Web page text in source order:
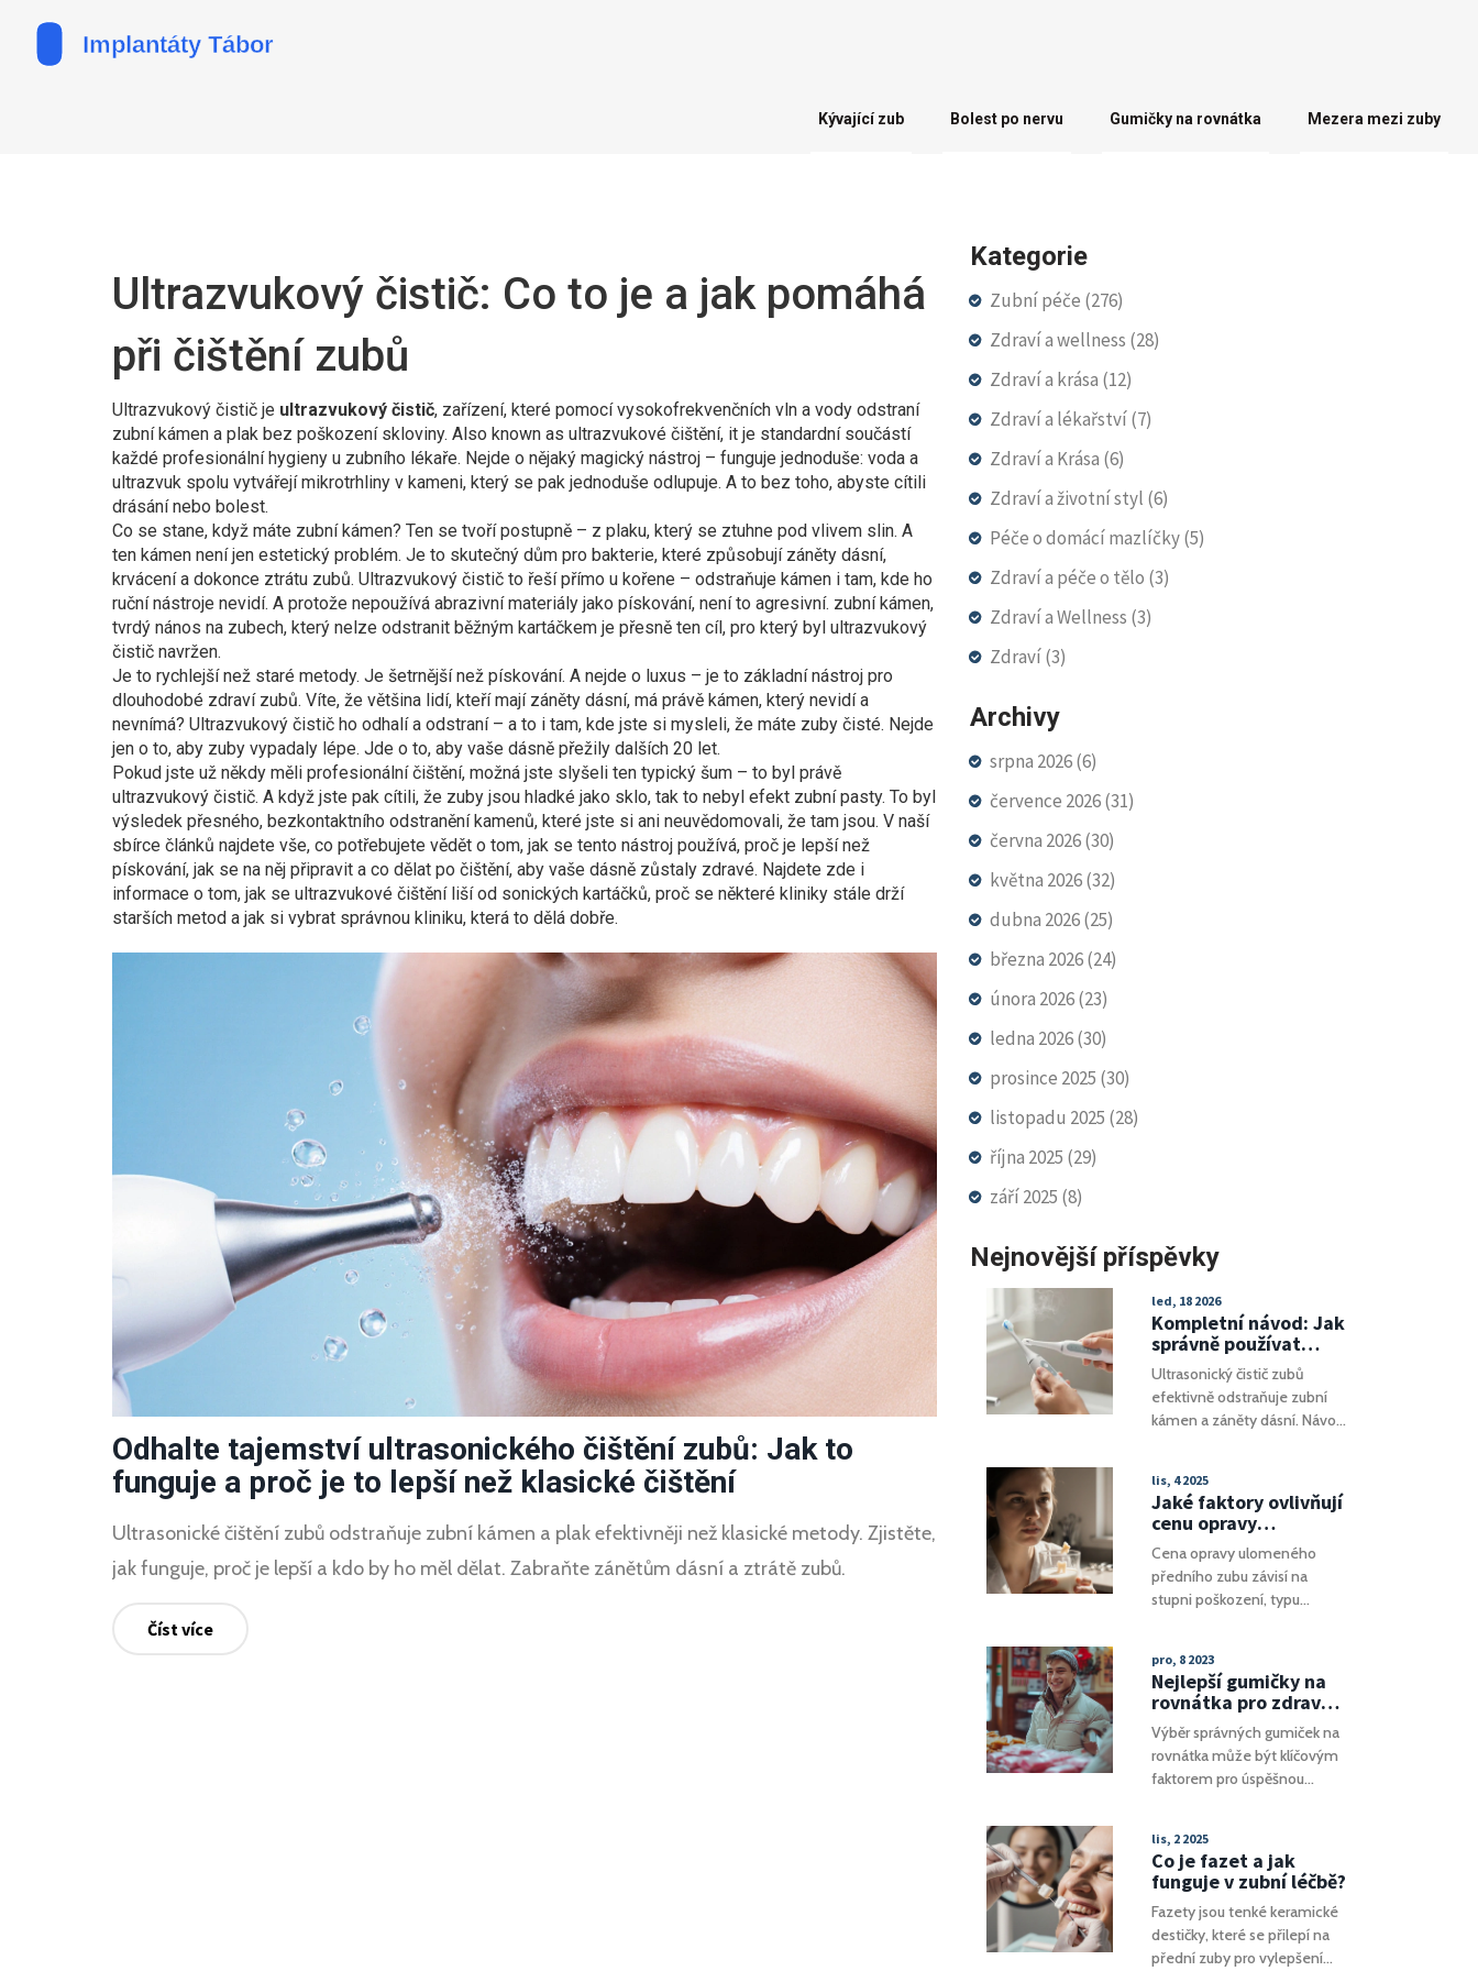
Kývající zub Bolest po nervu Gumičky na rovnátka Mezera mezi zuby
Ultrazvukový čistič: Co to je a jak pomáhá
při čištění zubů
Ultrazvukový čistič je ultrazvukový čistič, zařízení, které pomocí vysokofrekvenčních vln a vody odstraní
zubní kámen a plak bez poškození skloviny. Also known as ultrazvukové čištění, it je standardní součástí
každé profesionální hygieny u zubního lékaře. Nejde o nějaký magický nástroj – funguje jednoduše: voda a
ultrazvuk spolu vytvářejí mikrotrhliny v kameni, který se pak jednoduše odlupuje. A to bez toho, abyste cítili
drásání nebo bolest.
Co se stane, když máte zubní kámen? Ten se tvoří postupně – z plaku, který se ztuhne pod vlivem slin. A
ten kámen není jen estetický problém. Je to skutečný dům pro bakterie, které způsobují záněty dásní,
krvácení a dokonce ztrátu zubů. Ultrazvukový čistič to řeší přímo u kořene – odstraňuje kámen i tam, kde ho
ruční nástroje nevidí. A protože nepoužívá abrazivní materiály jako pískování, není to agresivní. zubní kámen,
tvrdý nános na zubech, který nelze odstranit běžným kartáčkem je přesně ten cíl, pro který byl ultrazvukový
čistič navržen.
Je to rychlejší než staré metody. Je šetrnější než pískování. A nejde o luxus – je to základní nástroj pro
dlouhodobé zdraví zubů. Víte, že většina lidí, kteří mají záněty dásní, má právě kámen, který nevidí a
nevnímá? Ultrazvukový čistič ho odhalí a odstraní – a to i tam, kde jste si mysleli, že máte zuby čisté. Nejde
jen o to, aby zuby vypadaly lépe. Jde o to, aby vaše dásně přežily dalších 20 let.
Pokud jste už někdy měli profesionální čištění, možná jste slyšeli ten typický šum – to byl právě
ultrazvukový čistič. A když jste pak cítili, že zuby jsou hladké jako sklo, tak to nebyl efekt zubní pasty. To byl
výsledek přesného, bezkontaktního odstranění kamenů, které jste si ani neuvědomovali, že tam jsou. V naší
sbírce článků najdete vše, co potřebujete vědět o tom, jak se tento nástroj používá, proč je lepší než
pískování, jak se na něj připravit a co dělat po čištění, aby vaše dásně zůstaly zdravé. Najdete zde i
informace o tom, jak se ultrazvukové čištění liší od sonických kartáčků, proč se některé kliniky stále drží
starších metod a jak si vybrat správnou kliniku, která to dělá dobře.
Odhalte tajemství ultrasonického čištění zubů: Jak to
funguje a proč je to lepší než klasické čištění
Ultrasonické čištění zubů odstraňuje zubní kámen a plak efektivněji než klasické metody. Zjistěte,
jak funguje, proč je lepší a kdo by ho měl dělat. Zabraňte zánětům dásní a ztrátě zubů.
Číst více
Kategorie
Zubní péče (276)
Zdraví a wellness (28)
Zdraví a krása (12)
Zdraví a lékařství(7)
Zdraví a Krása (6)
Zdraví a životní styl (6)
Péče o domácí mazlíčky(5)
Zdraví a péče o tělo (3)
Zdraví a Wellness (3)
Zdraví(3)
Archivy
srpna 2026(6)
července 2026(31)
června 2026(30)
května 2026(32)
dubna 2026(25)
března 2026(24)
února 2026(23)
ledna 2026(30)
prosince 2025 (30)
listopadu 2025 (28)
října 2025 (29)
září 2025 (8)
Nejnovější příspěvky
led, 18 2026
Kompletní návod: Jak
správně používat
ultrasonický čistič
zubů
Ultrasonický čistič zubů
efektivně odstraňuje zubní
kámen a záněty dásní. Návod,
chyby se vyhnout.
lis, 4 2025
Jaké faktory ovlivňují
cenu opravy
ulomeného předního
zubu?
Cena opravy ulomeného
předního zubu závisí na
stupni poškození, typu
výplně po implantát - zjistěte,
co vás oprava skutečně stojí.
pro, 8 2023
Nejlepší gumičky na
rovnátka pro zdravé a
krásné zuby
Výběr správných gumiček na
rovnátka může být klíčovým
faktorem pro úspěšnou
úsměvu. Tento článek
poskytuje ucelený přehled o
různých typech gumiček,
jejich vlivu na léčbu a tipy, jak
si vybrat ty nejlepší. Budeme
se věnovat také správné péči
lis, 2 2025
Co je fazet a jak
funguje v zubní léčbě?
Fazety jsou tenké keramické
destičky, které se přilepí na
přední zuby pro vylepšení